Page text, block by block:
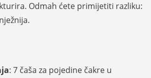
Odmah ćete primijetiti razliku:
: 7 čaša za pojedine čakre u